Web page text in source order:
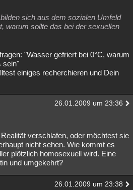
sich aus dem sozialen Umfeld
warum sollte das bei der sexuellen
"Wasser gefriert bei 0°C, warum
sein"
einiges recherchieren und Dein
26.01.2009 um 23:36
verschlafen, oder möchtest sie
nicht sehen. Wie kommt es
plötzlich homosexuell wird. Eine
und umgekehrt?
26.01.2009 um 23:38